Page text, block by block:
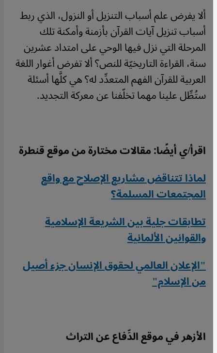
ألا يفرض علم أسباب التنزيل أو النزول، الذي ربط
أسباب تنزيل آيات القرآن بأزمنة وأمكنة تلك
المرحلة التي نزل فيها الوحي على امتداد عشرين
سنة، القراءة التاريخيّة للنص؟ ألا تفرض أغوار اللغة
العربية للقرآن الفهم المتعدِّد له؟ هي كلَّها أسئلة
ستُطِّل علينا مهما تخلّفنا عن معركة التجديد.
اقرأ/ي أيضًا: مقالات مختارة من موقع قنطرة
لماذا تتناقض مشاريع الإصلاح مع واقع
المجتمعات المسلمة؟
تطابقات جلية بين الشريعة الإسلامية
والقوانين الألمانية
"الإعلان العالمي لحقوق الإنسان جزء أصيل
من الإسلام"
الأزهر في موقع الدِّفاع عن التراث